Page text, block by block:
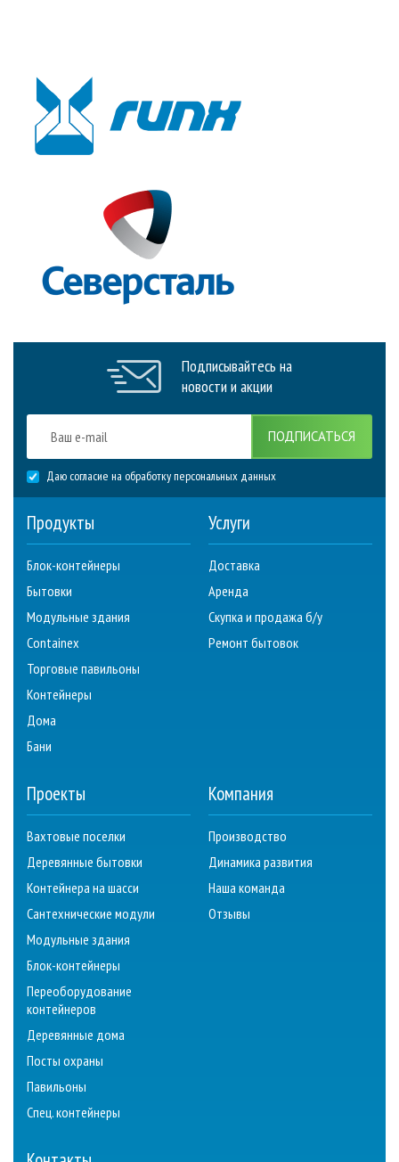
Подписывайтесь на
новости и акции
ПОДПИСАТЬСЯ
Даю согласие на обработку персональных данных
Продукты
Блок-контейнеры
Бытовки
Модульные здания
Containex
Торговые павильоны
Контейнеры
Дома
Бани
Услуги
Доставка
Аренда
Скупка и продажа б/у
Ремонт бытовок
Проекты
Вахтовые поселки
Деревянные бытовки
Контейнера на шасси
Сантехнические модули
Модульные здания
Блок-контейнеры
Переоборудование
контейнеров
Деревянные дома
Посты охраны
Павильоны
Спец. контейнеры
Компания
Производство
Динамика развития
Наша команда
Отзывы